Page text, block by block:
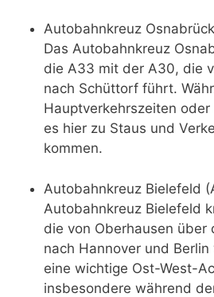
Autobahnkreuz
Das Autobahnkreuz
die A33 mit der A30, die
nach Schüttorf führt.
Hauptverkehrszeiten
es hier zu Staus und
kommen.
Autobahnkreuz Bielefeld
Autobahnkreuz Bielefeld
die von Oberhausen über
nach Hannover und
eine wichtige Ost-West-
insbesondere während